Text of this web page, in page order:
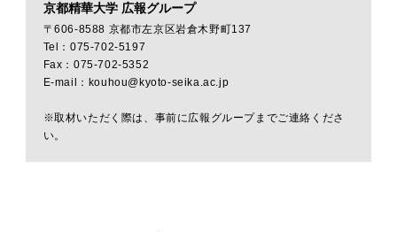
京都精華大学 広報グループ
〒606-8588 京都市左京区岩倉木野町137
Tel：075-702-5197
Fax：075-702-5352
E-mail：kouhou@kyoto-seika.ac.jp
※取材いただく際は、事前に広報グループまでご連絡くださ
い。